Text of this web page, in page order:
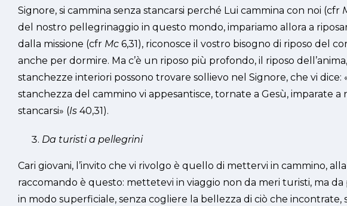
Signore, si cammina senza stancarsi perché Lui cammina con noi (cfr
del nostro pellegrinaggio in questo mondo, impariamo allora a
dalla missione (cfr Mc6,31), riconosce il vostro bisogno di riposo del
anche per dormire. Ma c’è un riposo più profondo, il riposo
stanchezze interiori possono trovare sollievo nel Signore, che vi
stanchezza del cammino vi appesantisce, tornate a Gesù, imparate
stancarsi» (Is40,31).
Da turisti a pellegrini
Cari giovani, l’invito che vi rivolgo è quello di mettervi in cammino,
raccomando è questo: mettetevi in viaggio non da meri turisti, ma
in modo superficiale, senza cogliere la bellezza di ciò che